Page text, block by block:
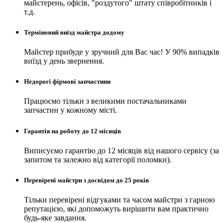
майстерень, офісів, "роздутого" штату співробітників і
т.д.
Терміновий виїзд майстра додому
Майстер прибуде у зручний для Вас час! У 90% випадків
виїзд у день звернення.
Недорогі фірмові запчастини
Працюємо тільки з великими постачальниками
запчастин у кожному місті.
Гарантія на роботу до 12 місяців
Виписуємо гарантію до 12 місяців від нашого сервісу (за
запитом та залежно від категорії поломки).
Перевірені майстри з досвідом до 25 років
Тільки перевірені відгуками та часом майстри з гарною
репутацією, які допоможуть вирішити вам практично
будь-яке завдання.